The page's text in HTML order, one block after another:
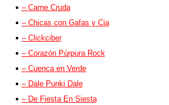
– Carne Cruda
– Chicas con Gafas y Cia
– Clickciber
– Corazón Púrpura Rock
– Cuenca en Verde
– Dale Punki Dale
– De Fiesta En Siesta